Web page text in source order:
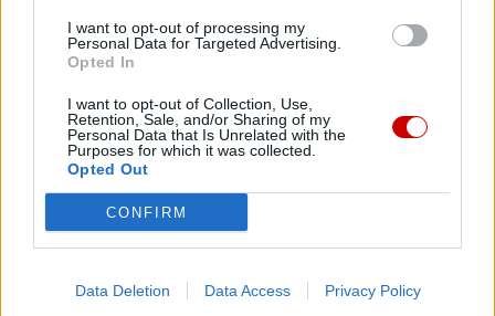
I want to opt-out of processing my
Personal Data for Targeted Advertising.
Opted In
I want to opt-out of Collection, Use,
Retention, Sale, and/or Sharing of my
Personal Data that Is Unrelated with the
Purposes for which it was collected.
Opted Out
CONFIRM
Data Deletion Data Access Privacy Policy
Ministerstwo Sprawiedliwości: kościelna Komisja ds.
wykorzystania seksualnego małoletnich niezgodna z